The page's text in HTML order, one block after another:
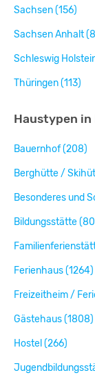
Sachsen (156)
Sachsen Anhalt
Schleswig
Thüringen (113)
Haustypen in
Bauernhof (208)
Berghütte /
Besonderes und
Bildungsstätte
Ferienhaus (1264)
Freizeitheim /
Gästehaus (1808)
Hostel (266)